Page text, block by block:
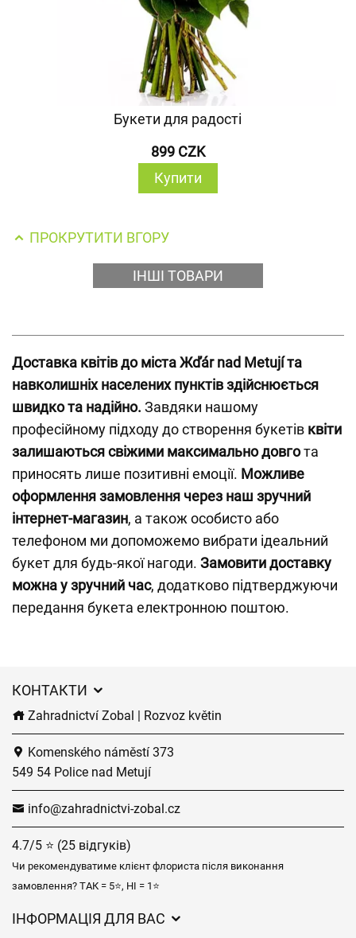
Букети для радості
899 CZK
Купити
ПРОКРУТИТИ ВГОРУ
ІНШІ ТОВАРИ
Доставка квітів до міста Жďár nad Metují та
навколишніх населених пунктів здійснюється
швидко та надійно. Завдяки нашому
професійному підходу до створення букетів квіти
залишаються свіжими максимально довгота
приносять лише позитивні емоції. Можливе
оформлення замовлення через наш зручний
інтернет-магазин, а також особисто або
телефоном ми допоможемо вибрати ідеальний
букет для будь-якої нагоди. Замовити доставку
можна у зручний час, додатково підтверджуючи
передання букета електронною поштою.
КОНТАКТИ
Zahradnictví Zobal | Rozvoz květin
Komenského náměstí 373
549 54 Police nad Metují
info@zahradnictvi-zobal.cz
4.7/5 ⭐ (25 відгуків)
Чи рекомендуватиме клієнт флориста після виконання
замовлення? ТАК = 5⭐, НІ = 1⭐
ІНФОРМАЦІЯ ДЛЯ ВАС